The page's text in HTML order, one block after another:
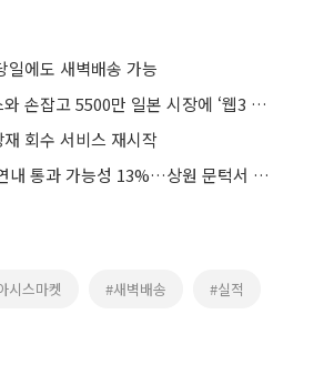
일에도 새벽배송 가능
엑스플라, 오아시스와 손잡고 5500만 일본 시장에 ‘웹3 게임’ 선보인다
회수 서비스 재시작
美 클래리티 법안 연내 통과 가능성 13%…상원 문턱서 제동
시스마켓 #새벽배송 #실적